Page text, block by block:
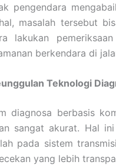
pengendara
masalah tersebut
lakukan
berkendara di
Teknologi
diagnosa berbasis
sangat akurat. Hal
pada sistem
yang lebih